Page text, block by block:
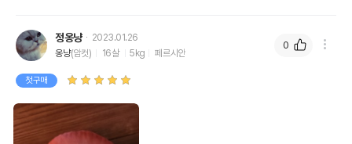
정옹냥
2023.01.26
옹냥(암컷) 16살 5kg 페르시안
첫구매
0